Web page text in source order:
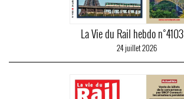
La Vie du Rail hebdo n°4103
24 juillet 2026